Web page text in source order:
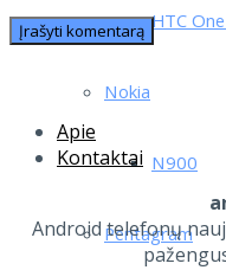
HTC
Nokia
N900
Pentagram
Apie
Kontaktai
Android telefonų